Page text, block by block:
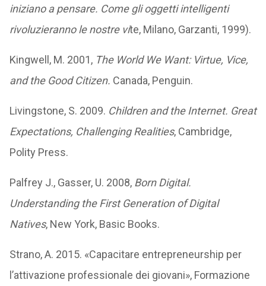
iniziano a pensare. Come gli oggetti intelligenti
rivoluzieranno le nostre vite, Milano, Garzanti, 1999).
Kingwell, M. 2001, The World We Want: Virtue, Vice,
and the Good Citizen. Canada, Penguin.
Livingstone, S. 2009. Children and the Internet. Great
Expectations, Challenging Realities, Cambridge,
Polity Press.
Palfrey J., Gasser, U. 2008, Born Digital.
Understanding the First Generation of Digital
Natives, New York, Basic Books.
Strano, A. 2015. «Capacitare entrepreneurship per
l’attivazione professionale dei giovani», Formazione